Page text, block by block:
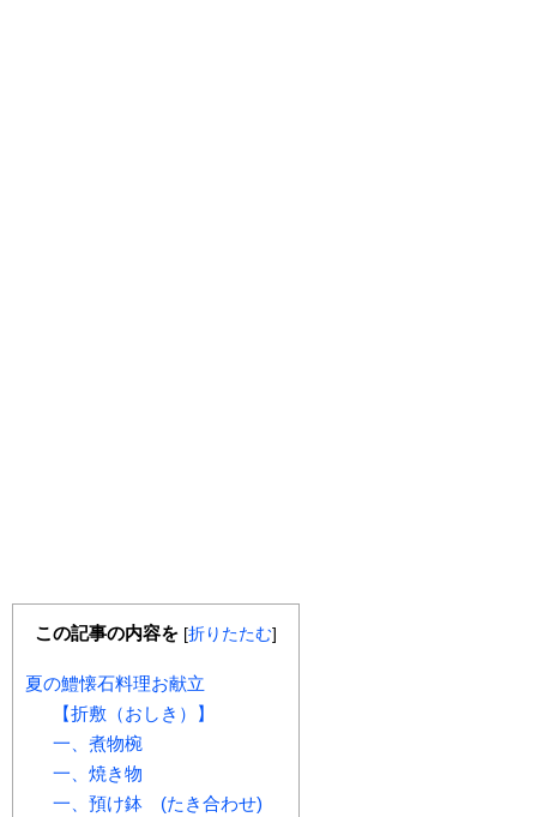
この記事の内容を [折りたたむ]
夏の鱧懐石料理お献立
【折敷（おしき）】
一、煮物椀
一、焼き物
一、預け鉢 (たき合わせ)